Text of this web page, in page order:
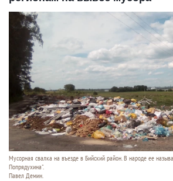
Мусорная свалка на въезде в Бийский район. В народе ее
Попрядухина".
Павел Демин.